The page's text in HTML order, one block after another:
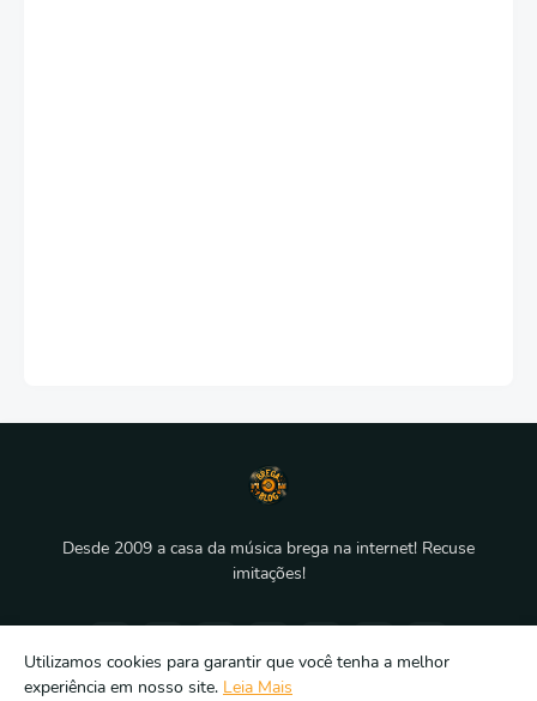
Desde 2009 a casa da música brega na internet! Recuse
imitações!
Utilizamos cookies para garantir que você tenha a melhor
experiência em nosso site. Leia Mais